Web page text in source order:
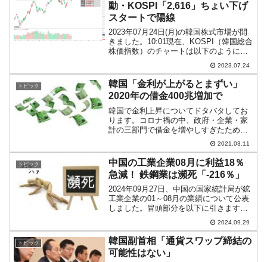
動・KOSPI「2,616」ちょい下げ
スタートで陽線
2023年07月24日(月)の韓国株式市場が開
きました。10:01現在、KOSPI（韓国総合
株価指数）のチャートは以下のようにな
『Investing.com』より引用）。ちょい下
げで始まりましたが、現在のところ陽
線。K...
2023.07.24
トピック
韓国「金利が上がるとまずい」
2020年の借金400兆増加で
韓国で金利上昇についてドタバタしてお
ります。コロナ禍の中、政府・企業・家
計の三部門で借金を増やしすぎたため、
ここで金利が上昇すると大変なことにな
るからです。まず韓国三部門の2020年の
借金増を簡単にまとめますと、以下のよ
うになります。政府負...
2021.03.11
トピック
中国の工業企業08月に利益18％
急減！ 鉄鋼業は瀕死「-216％」
2024年09月27日、中国の国家統計局が鉱
工業企業の01～08月の業績について公表
しました。冒頭部分を以下に引きます
（面倒な方は飛ばしていただいても大丈
夫です／数字については後述しますの
で）。01月から08月まで、全国の規模以
上工業企業の...
2024.09.29
トピック
韓国副首相「通貨スワップ締結の
可能性はない」